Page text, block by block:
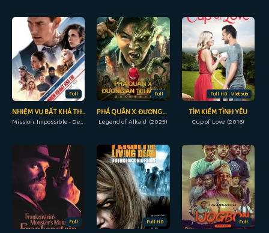
Full
NHIỆM VỤ BẤT KHẢ THI 7 – NGHIỆP BÁO PHẦN 1 CAM
Mission: Impossible - Dead Reckoning Part OneRAW (2023)
Full
PHÁ QUÂN X: ĐƯƠNG ÁN TRÍ MỆNH
Legend of Alkaid (2023)
Full HD - Vietsub
TÌM KIẾM TÌNH YÊU
Cup of Love (2016)
Full Full HD Full